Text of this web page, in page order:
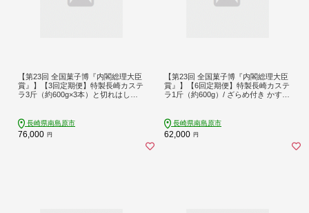
【第23回 全国菓子博『内閣総理大臣
賞』】【3回定期便】特製長崎カステ
ラ3斤（約600g×3本）と切れはし
お土産 お菓子 スイーツ ギフト 贈り
物 贈答用 / 南島原市 / 本田屋かすて
ら本舗 [SAW007]
長崎県南島原市
76,000 円
【第23回 全国菓子博『内閣総理大臣
賞』】【6回定期便】特製長崎カステ
ラ1斤（約600g）/ ざらめ付き かすて
贈り物 贈答用 / 南島原市 / 本田屋か
すてら本舗 [SAW011]
長崎県南島原市
62,000 円